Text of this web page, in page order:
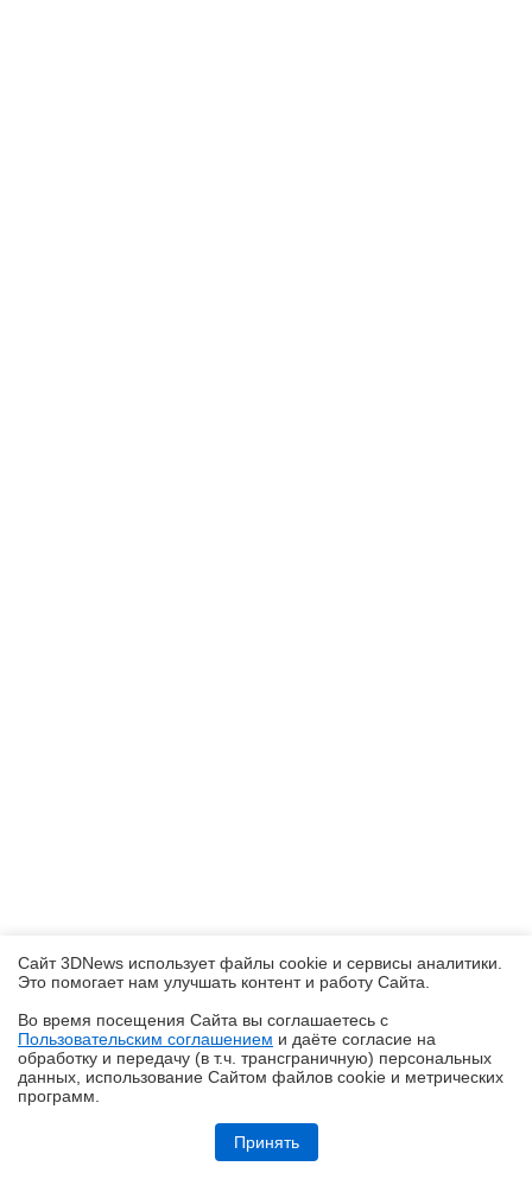
Обзор и тестирование неттопа MSI PRO DP10 A14MG: маленький, но
Сайт 3DNews использует файлы cookie и сервисы аналитики.
Это помогает нам улучшать контент и работу Cайта.
Во время посещения Cайта вы соглашаетесь с
Пользовательским соглашением и даёте согласие на
обработку и передачу (в т.ч. трансграничную) персональных
данных, использование Cайтом файлов cookie и метрических
программ.
Принять